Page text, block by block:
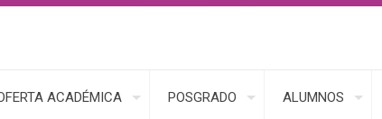
ACADÉMICA POSGRADO ALUMNOS